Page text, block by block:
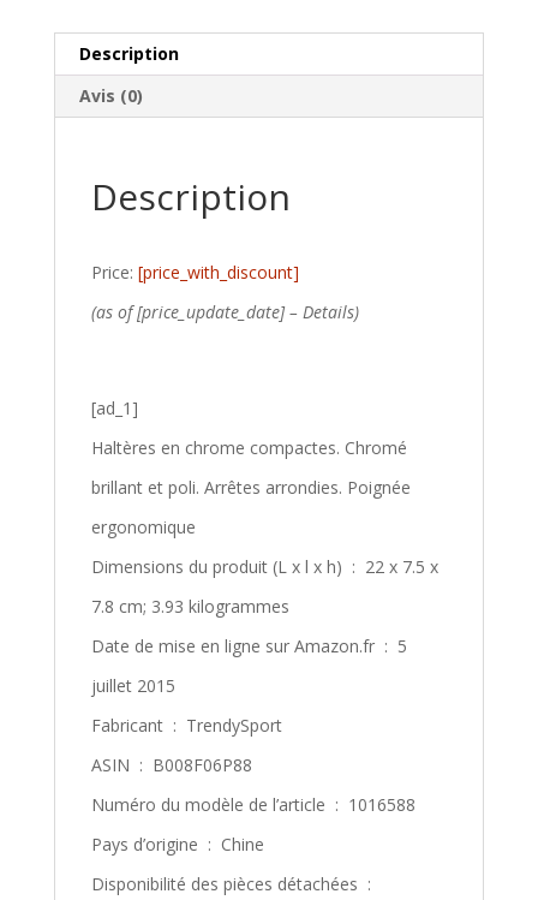
Description
Avis (0)
Description
Price: [price_with_discount]
(as of [price_update_date] – Details)
[ad_1]
Haltères en chrome compactes. Chromé
brillant et poli. Arrêtes arrondies. Poignée
ergonomique
Dimensions du produit (L x l x h) ‏ : ‎ 22 x 7.5 x
7.8 cm; 3.93 kilogrammes
Date de mise en ligne sur Amazon.fr ‏ : ‎ 5
juillet 2015
Fabricant ‏ : ‎ TrendySport
ASIN ‏ : ‎ B008F06P88
Numéro du modèle de l’article ‏ : ‎ 1016588
Pays d’origine ‏ : ‎ Chine
Disponibilité des pièces détachées ‏ : ‎